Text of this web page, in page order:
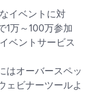
イベントに対
1万～100万参加
ベントサービス
はオーバースペッ
ェビナーツールよ